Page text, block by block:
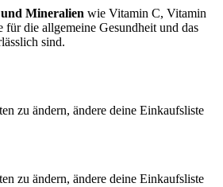
Mineralien wie Vitamin C, Vitamin
die allgemeine Gesundheit und das
sind.
zu ändern, ändere deine Einkaufsliste
zu ändern, ändere deine Einkaufsliste